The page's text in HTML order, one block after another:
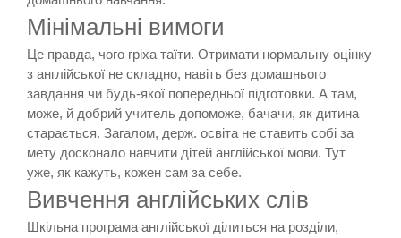
Мінімальні вимоги
Це правда, чого гріха таїти. Отримати нормальну оцінку
з англійської не складно, навіть без домашнього
завдання чи будь-якої попередньої підготовки. А там,
може, й добрий учитель допоможе, бачачи, як дитина
старається. Загалом, держ. освіта не ставить собі за
мету досконало навчити дітей англійської мови. Тут
уже, як кажуть, кожен сам за себе.
Вивчення англійських слів
Шкільна програма англійської ділиться на розділи,